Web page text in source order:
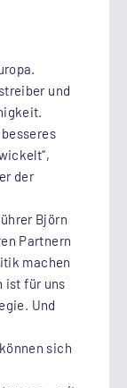
und
der
Björn
Partnern
machen
ist für uns
Und
sich